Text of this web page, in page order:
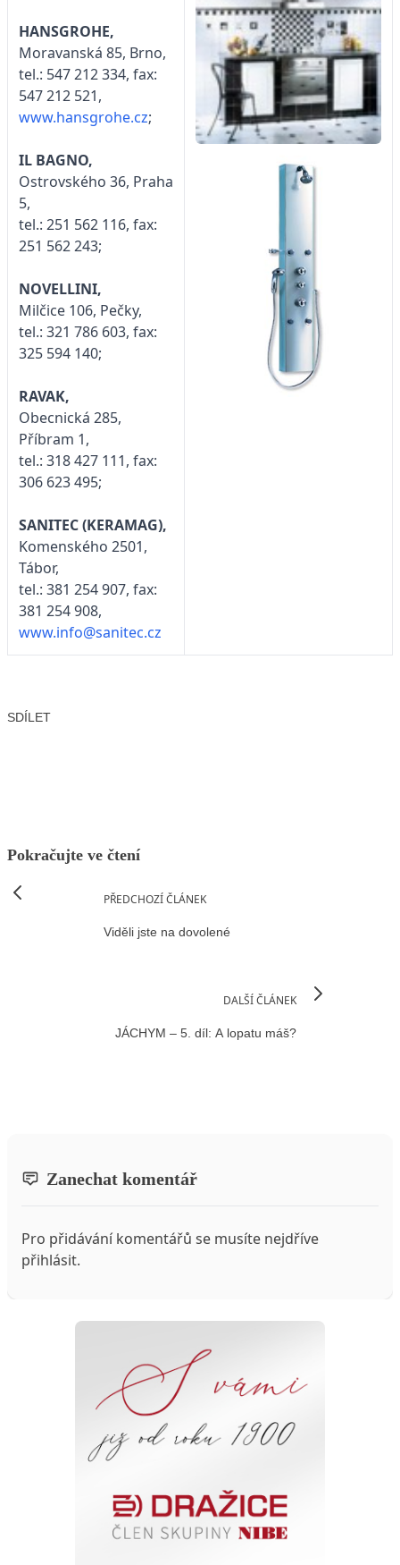
HANSGROHE,
Moravanská 85, Brno,
tel.: 547 212 334, fax:
547 212 521,
www.hansgrohe.cz;
IL BAGNO,
Ostrovského 36, Praha
5,
tel.: 251 562 116, fax:
251 562 243;
NOVELLINI,
Milčice 106, Pečky,
tel.: 321 786 603, fax:
325 594 140;
RAVAK,
Obecnická 285,
Příbram 1,
tel.: 318 427 111, fax:
306 623 495;
SANITEC (KERAMAG),
Komenského 2501,
Tábor,
tel.: 381 254 907, fax:
381 254 908,
www.info@sanitec.cz
SDÍLET
Pokračujte ve čtení
PŘEDCHOZÍ ČLÁNEK
Viděli jste na dovolené
DALŠÍ ČLÁNEK
JÁCHYM – 5. díl: A lopatu máš?
Zanechat komentář
Pro přidávání komentářů se musíte nejdříve
přihlásit.